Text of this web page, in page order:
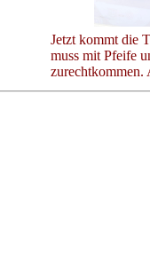
Jetzt kommt die
muss mit Pfeife
zurechtkommen.